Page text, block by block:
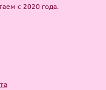
с 2020 года.